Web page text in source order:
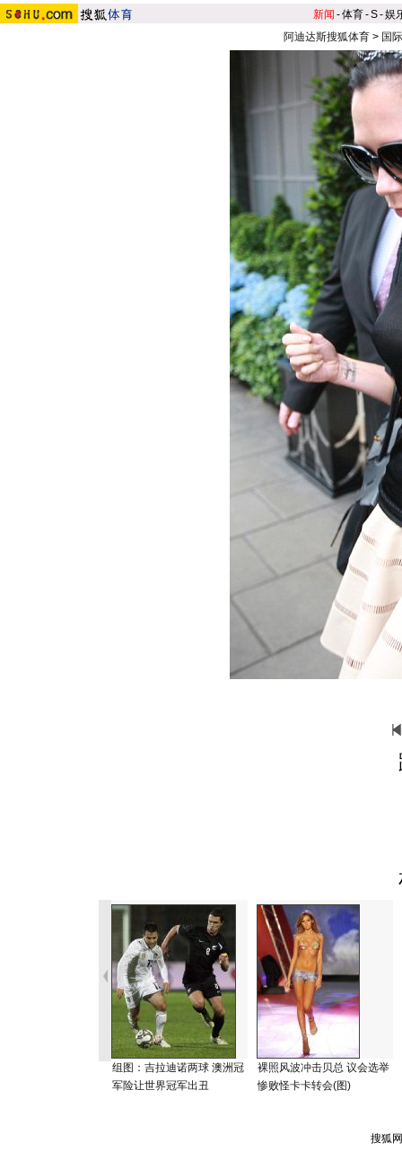
新闻 -体育-S-娱
阿迪达斯搜狐体育> 国
组图：吉拉迪诺两球 澳洲冠
军险让世界冠军出丑
裸照风波冲击贝总 议会选举
惨败怪卡卡转会(图)